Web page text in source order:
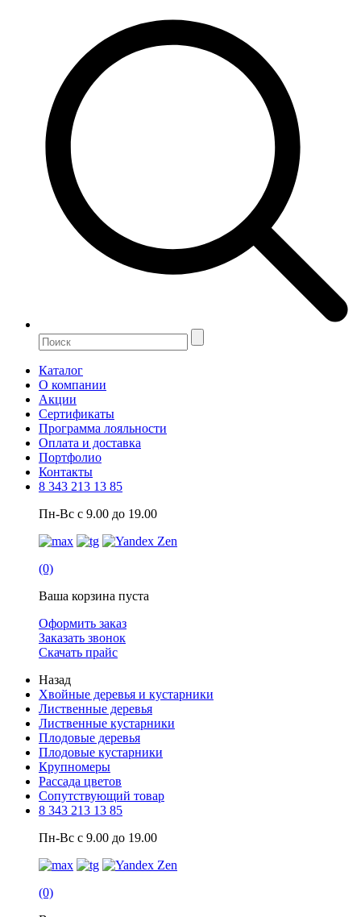
Каталог
О компании
Акции
Сертификаты
Программа лояльности
Оплата и доставка
Портфолио
Контакты
8 343 213 13 85
Пн-Вс с 9.00 до 19.00
(0)
Ваша корзина пуста
Оформить заказ
Заказать звонок
Скачать прайс
Назад
Хвойные деревья и кустарники
Лиственные деревья
Лиственные кустарники
Плодовые деревья
Плодовые кустарники
Крупномеры
Рассада цветов
Сопутствующий товар
8 343 213 13 85
Пн-Вс с 9.00 до 19.00
(0)